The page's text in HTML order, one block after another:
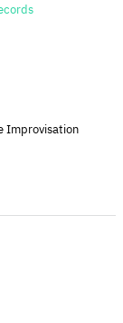
Improvisation